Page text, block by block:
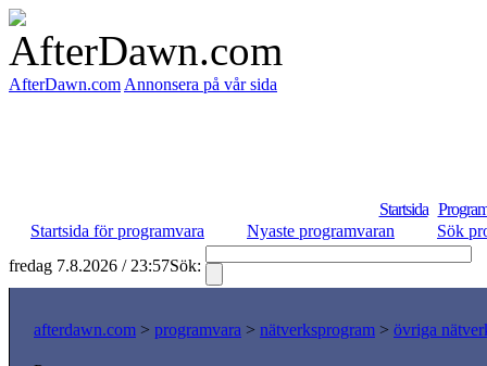
AfterDawn.com Annonsera på vår sida
Startsida
Startsida för programvara
Nyaste programvaran
Sök
fredag 7.8.2026 / 23:57Sök:
afterdawn.com > programvara > nätverksprogram > övriga